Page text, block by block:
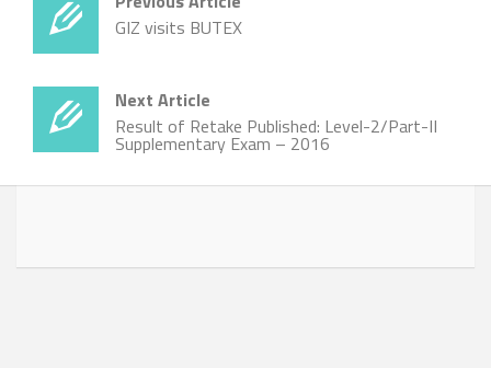
GIZ visits BUTEX
Next Article
Result of Retake Published: Level-2/Part-II
Supplementary Exam – 2016